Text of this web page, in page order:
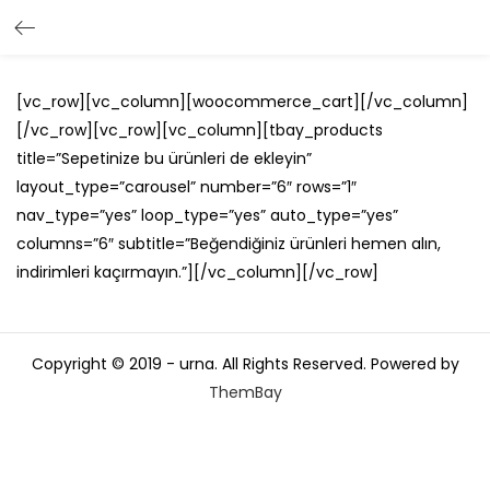
[vc_row][vc_column][woocommerce_cart][/vc_column]
[/vc_row][vc_row][vc_column][tbay_products
title=”Sepetinize bu ürünleri de ekleyin”
layout_type=”carousel” number=”6″ rows=”1″
nav_type=”yes” loop_type=”yes” auto_type=”yes”
columns=”6″ subtitle=”Beğendiğiniz ürünleri hemen alın,
indirimleri kaçırmayın.”][/vc_column][/vc_row]
Copyright © 2019 - urna. All Rights Reserved. Powered by
ThemBay